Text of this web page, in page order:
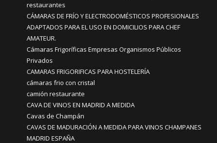
restaurantes
CÁMARAS DE FRÍO Y ELECTRODOMÉSTICOS PROFESIONALES
ADAPTADOS PARA EL USO EN DOMICILIOS PARA CHEF
AMATEUR.
Cámaras Frigoríficas Empresas Organismos Públicos
Privados
CAMARAS FRIGORIFICAS PARA HOSTELERÍA
cámaras frio con cristal
camión restaurante
CAVA DE VINOS EN MADRID A MEDIDA
Cavas de Champán
CAVAS DE MADURACIÓN A MEDIDA PARA VINOS CHAMPANES
MADRID ESPAÑA